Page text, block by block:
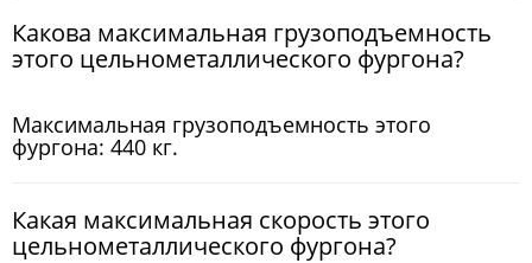
Какова максимальная грузоподъемность
этого цельнометаллического фургона?
Максимальная грузоподъемность этого
фургона: 440 кг.
Какая максимальная скорость этого
цельнометаллического фургона?